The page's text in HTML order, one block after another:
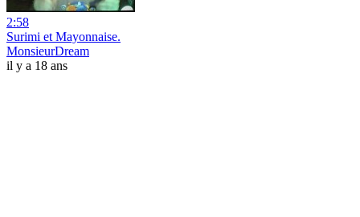
2:58
Surimi et Mayonnaise.
MonsieurDream
il y a 18 ans